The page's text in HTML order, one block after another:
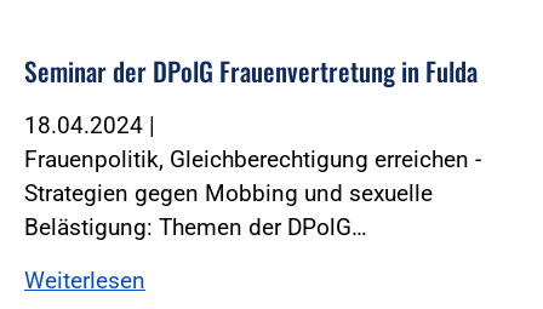
Seminar der DPolG Frauenvertretung in Fulda
18.04.2024 |
Frauenpolitik, Gleichberechtigung erreichen -
Strategien gegen Mobbing und sexuelle
Belästigung: Themen der DPolG…
Weiterlesen